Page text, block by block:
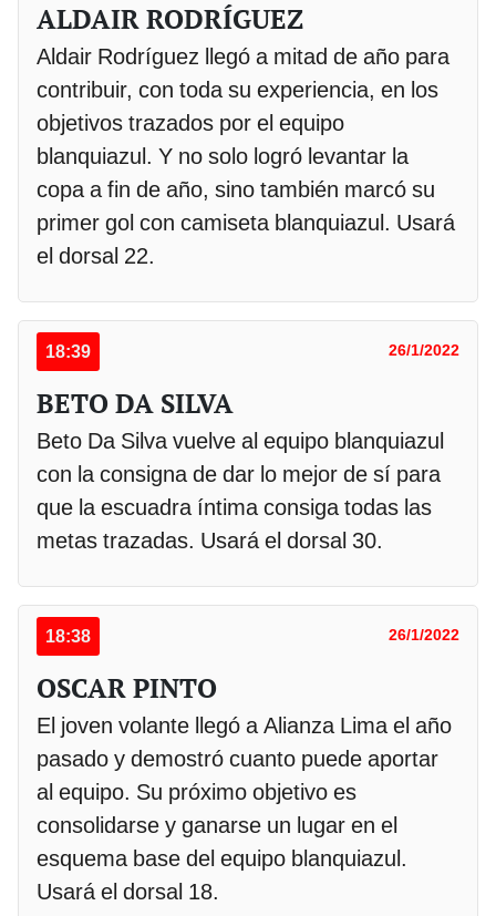
ALDAIR RODRÍGUEZ
Aldair Rodríguez llegó a mitad de año para
contribuir, con toda su experiencia, en los
objetivos trazados por el equipo
blanquiazul. Y no solo logró levantar la
copa a fin de año, sino también marcó su
primer gol con camiseta blanquiazul. Usará
el dorsal 22.
18:39 26/1/2022
BETO DA SILVA
Beto Da Silva vuelve al equipo blanquiazul
con la consigna de dar lo mejor de sí para
que la escuadra íntima consiga todas las
metas trazadas. Usará el dorsal 30.
18:38 26/1/2022
OSCAR PINTO
El joven volante llegó a Alianza Lima el año
pasado y demostró cuanto puede aportar
al equipo. Su próximo objetivo es
consolidarse y ganarse un lugar en el
esquema base del equipo blanquiazul.
Usará el dorsal 18.